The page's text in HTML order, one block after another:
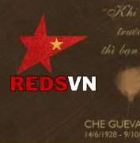
Kênh chia sẻ tri thức cộng